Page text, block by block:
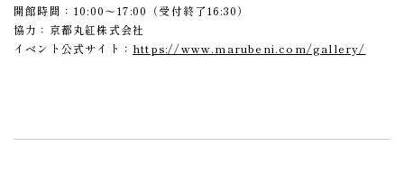
開館時間：10:00～17:00（受付終了16:30）
協力：京都丸紅株式会社
イベント公式サイト： https://www.marubeni.com/gallery/